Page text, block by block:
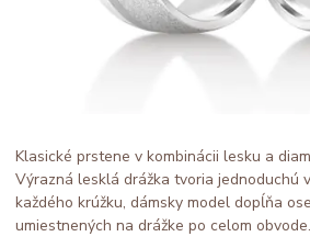
Klasické prstene v kombinácii lesku a
Výrazná lesklá drážka tvoria jednoduchú
každého krúžku, dámsky model dopĺňa
umiestnených na drážke po celom obvode.